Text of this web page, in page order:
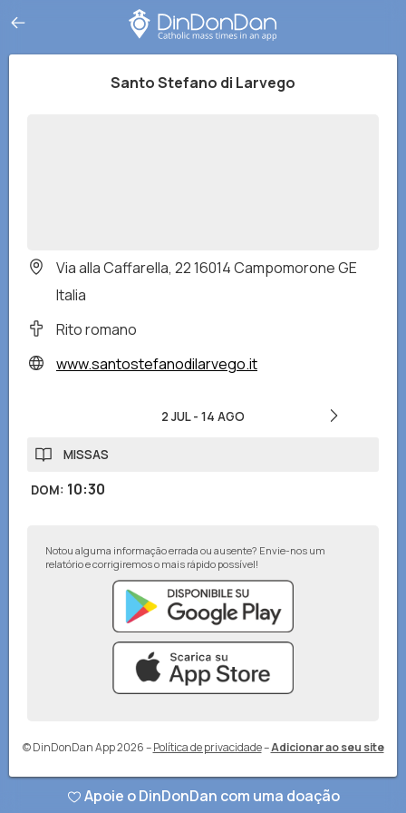
Santo Stefano di Larvego
Via alla Caffarella, 22 16014 Campomorone GE
Italia
Rito romano
www.santostefanodilarvego.it
2 JUL- 14 AGO
MISSAS
DOM: 10:30
Notou alguma informação errada ou ausente? Envie-nos um
relatório e corrigiremos o mais rápido possível!
© DinDonDan App 2026– Política de privacidade–Adicionar ao seu site
Apoie o DinDonDan com uma doação